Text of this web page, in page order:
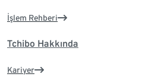
İşlem Rehberi
Tchibo Hakkında
Kariyer